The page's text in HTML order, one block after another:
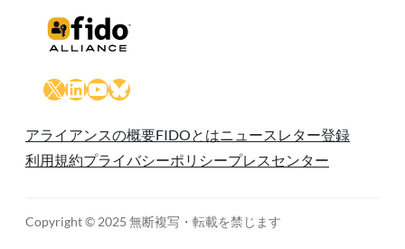
X LinkedIn
YouTube
Bluesky
アライアンスの概要FIDOとは ニュースレター登録
利用規約プライバシーポリシープレスセンター
Copyright © 2025 無断複写・転載を禁じます